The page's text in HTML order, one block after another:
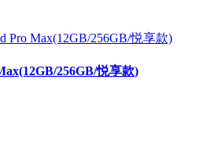
256GB/悦享款)